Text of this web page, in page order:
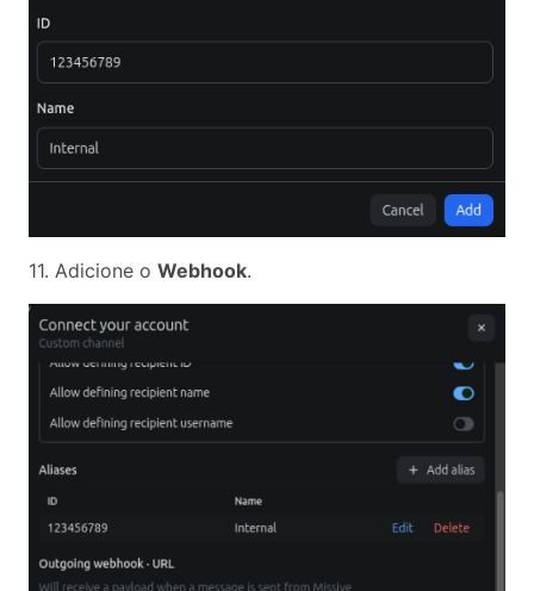
11. Adicione o Webhook.